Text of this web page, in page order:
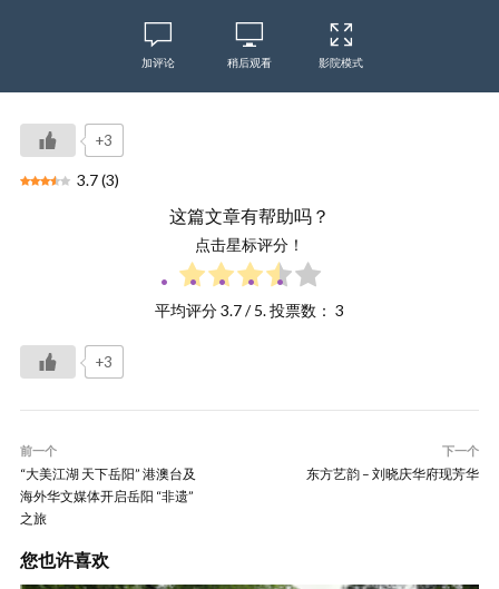
加评论 稍后观看 影院模式
+3
3.7(3)
这篇文章有帮助吗？
点击星标评分！
平均评分3.7/ 5. 投票数： 3
+3
前一个
“大美江湖 天下岳阳” 港澳台及
海外华文媒体开启岳阳 “非遗”
之旅
下一个
东方艺韵 – 刘晓庆华府现芳华
您也许喜欢